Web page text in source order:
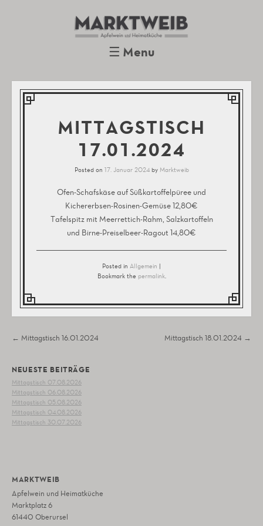
Marktweib
Oberursel
Apfelwein und Heimatküche
☰ Menu
MITTAGSTISCH
17.01.2024
Posted on 17. Januar 2024by Marktweib
Ofen-Schafskäse auf Süßkartoffelpüree und
Kichererbsen-Rosinen-Gemüse 12,80€
Tafelspitz mit Meerrettich-Rahm, Salzkartoffeln
und Birne-Preiselbeer-Ragout 14,80€
Posted in Allgemein |
Bookmark the permalink.
Post navigation
← Mittagstisch 16.01.2024 Mittagstisch 18.01.2024 →
NEUESTE BEITRÄGE
Mittagstisch 07.08.2026
Mittagstisch 06.08.2026
Mittagstisch 05.08.2026
Mittagstisch 04.08.2026
Mittagstisch 30.07.2026
MARKTWEIB
Apfelwein und Heimatküche
Marktplatz 6
61440 Oberursel